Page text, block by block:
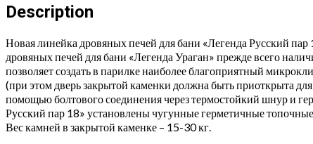
ПАР
Ковка
(271)
quantity
Description
Новая линейка дровяных печей для бани «Легенда Русский
дровяных печей для бани «Легенда Ураган» прежде всего
позволяет создать в парилке наиболее благоприятный
(при этом дверь закрытой каменки должна быть приоткрыта
помощью болтового соединения через термостойкий шнур и
Русский пар 18» установлены чугунные герметичные
Вес камней в закрытой каменке – 15-30 кг.